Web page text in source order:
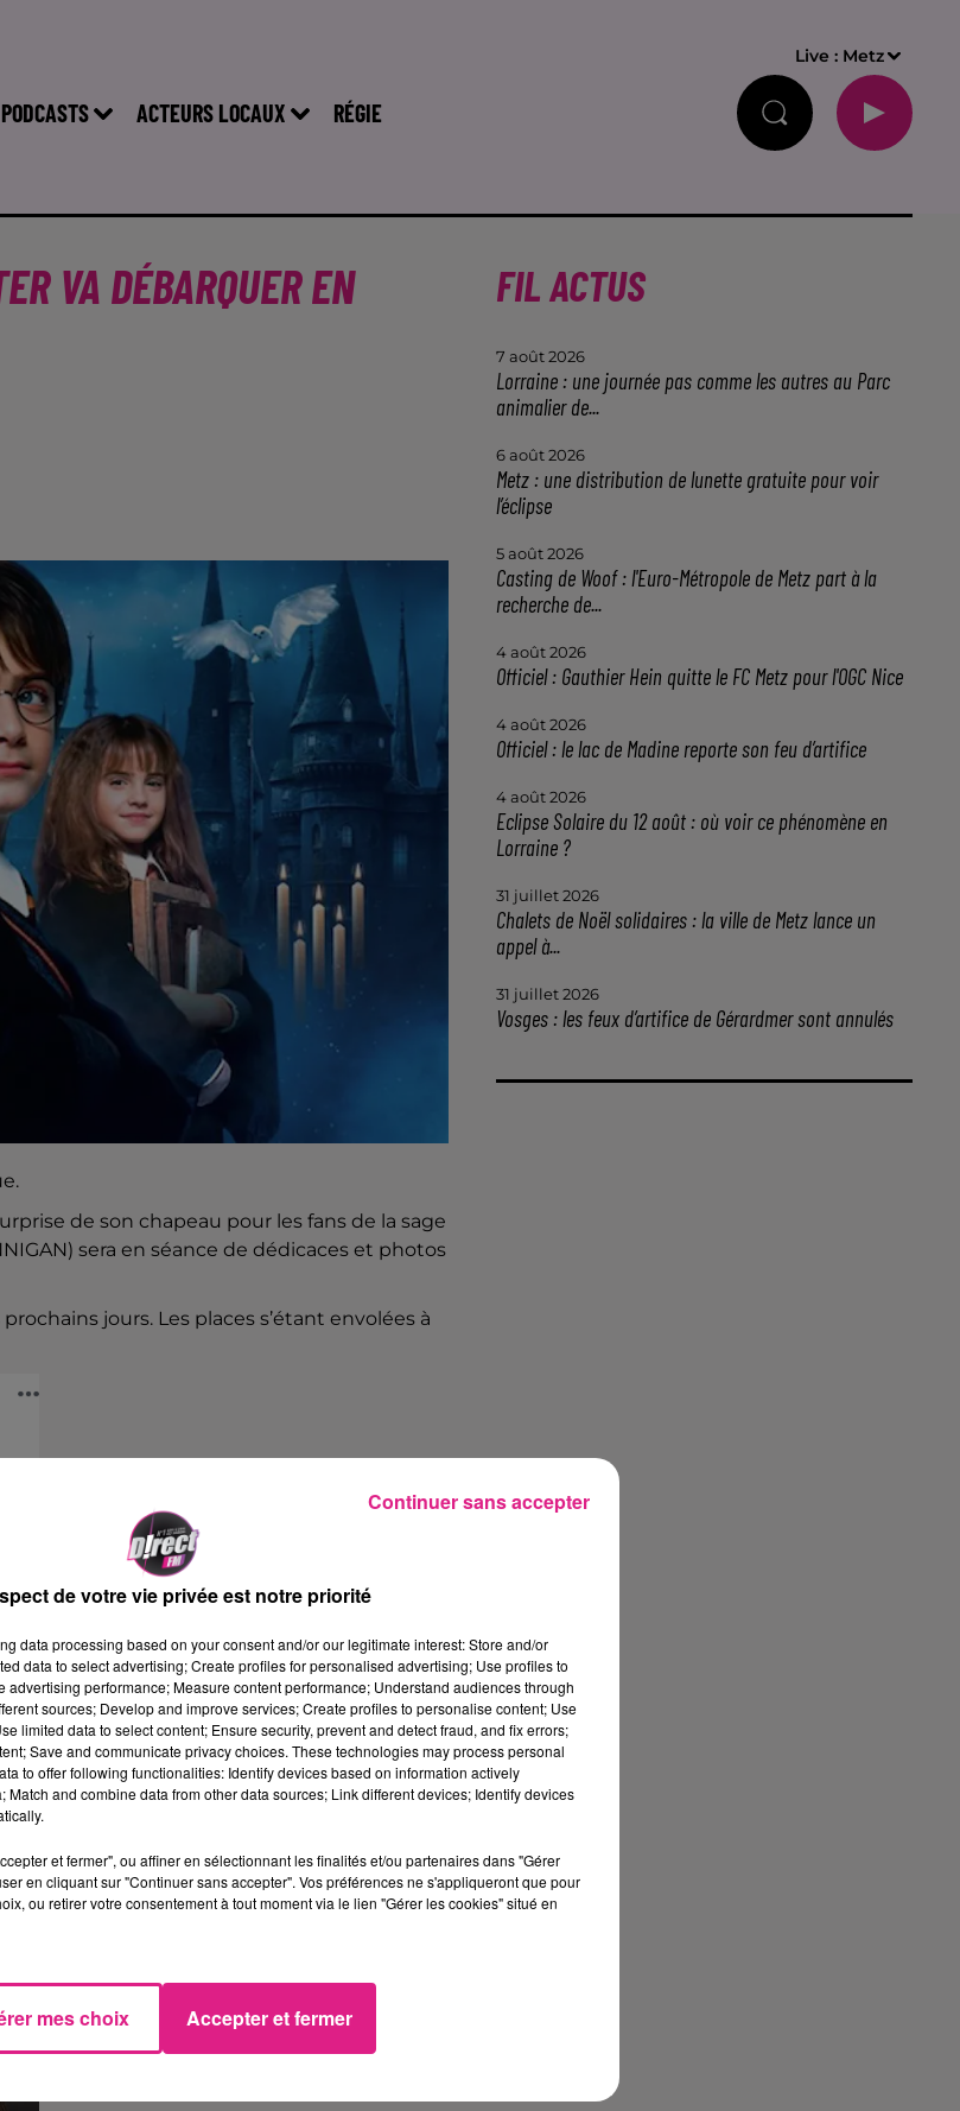
PODCASTS ACTEURS LOCAUX RÉGIE
Live : Metz
VA DÉBARQUER EN
de son chapeau pour les fans de la sage
sera en séance de dédicaces et photos
jours. Les places s’étant envolées à
FIL ACTUS
7 août 2026
Lorraine : une journée pas comme les autres au Parc
animalier de...
6 août 2026
Metz : une distribution de lunette gratuite pour voir
l’éclipse
5 août 2026
Casting de Woof : l'Euro-Métropole de Metz part à la
recherche de...
4 août 2026
Officiel : Gauthier Hein quitte le FC Metz pour l'OGC Nice
4 août 2026
Officiel : le lac de Madine reporte son feu d’artifice
4 août 2026
Eclipse Solaire du 12 août : où voir ce phénomène en
Lorraine ?
31 juillet 2026
Chalets de Noël solidaires : la ville de Metz lance un
appel à...
31 juillet 2026
Vosges : les feux d’artifice de Gérardmer sont annulés
de votre vie privée est notre priorité
data processing based on your consent and/or our legitimate interest: Store and/or
data to select advertising; Create profiles for personalised advertising; Use profiles to
performance; Measure content performance; Understand audiences through
sources; Develop and improve services; Create profiles to personalise content; Use
limited data to select content; Ensure security, prevent and detect fraud, and fix errors;
Save and communicate privacy choices. These technologies may process personal
to offer following functionalities: Identify devices based on information actively
and combine data from other data sources; Link different devices; Identify devices
et fermer", ou affiner en sélectionnant les finalités et/ou partenaires dans "Gérer
en cliquant sur "Continuer sans accepter". Vos préférences ne s'appliqueront que pour
ou retirer votre consentement à tout moment via le lien "Gérer les cookies" situé en
mes choix Accepter et fermer
Continuer sans accepter